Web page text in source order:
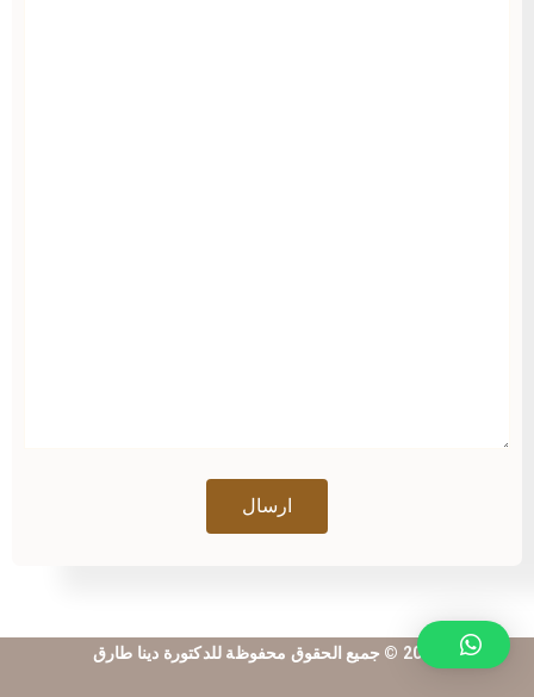
2021 © جميع الحقوق محفوظة للدكتورة دينا طارق